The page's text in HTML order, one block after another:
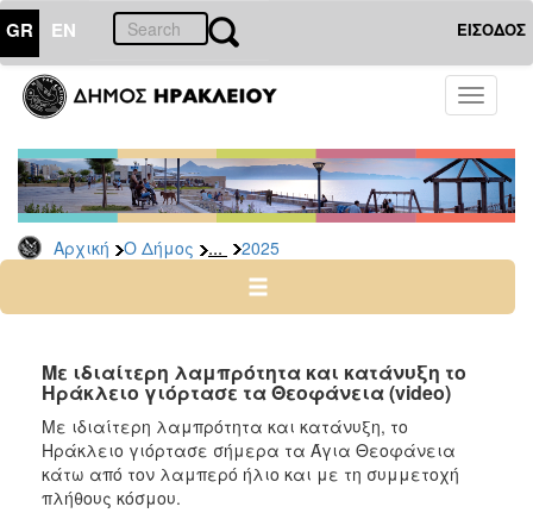
GR EN ΕΙΣΟΔΟΣ
Toggle
Αρχική Ο Δήμος ... 2025
ΔΗΜΟΣ
Δελτία
Τύπου
Αρχείο
2026
2024
2022
2021
2020
2019
Με ιδιαίτερη λαμπρότητα και κατάνυξη το
Ηράκλειο γιόρτασε τα Θεοφάνεια (video)
Με ιδιαίτερη λαμπρότητα και κατάνυξη, το
Ηράκλειο γιόρτασε σήμερα τα Άγια Θεοφάνεια
κάτω από τον λαμπερό ήλιο και με τη συμμετοχή
πλήθους κόσμου.